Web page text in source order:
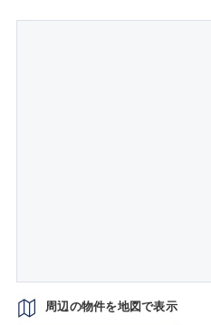
周辺の物件を地図で表示